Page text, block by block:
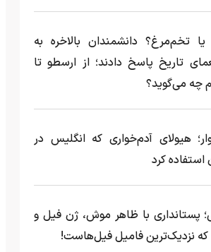
تخم‌مرغ؟ دانشمندان بالاخره به
تاریخ پاسخ دادند؛ از ارسطو تا
چه می‌گوید؟
هیولای آدم‌خواری که انگلیس در
کرد
پستانداری با ظاهر موش، ژن فیل و
نزدیک‌ترین فامیل فیل‌هاست!